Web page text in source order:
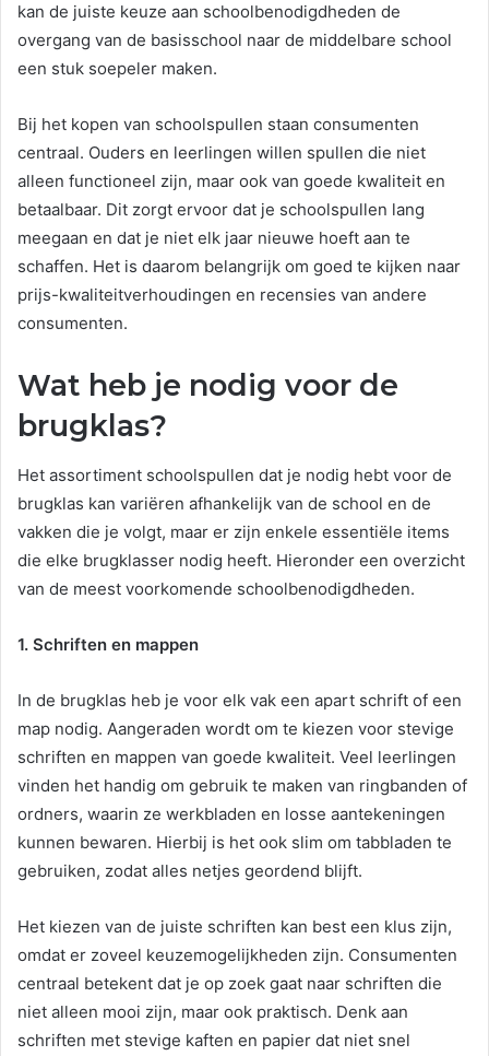
kan de juiste keuze aan schoolbenodigdheden de
overgang van de basisschool naar de middelbare school
een stuk soepeler maken.
Bij het kopen van schoolspullen staan consumenten
centraal. Ouders en leerlingen willen spullen die niet
alleen functioneel zijn, maar ook van goede kwaliteit en
betaalbaar. Dit zorgt ervoor dat je schoolspullen lang
meegaan en dat je niet elk jaar nieuwe hoeft aan te
schaffen. Het is daarom belangrijk om goed te kijken naar
prijs-kwaliteitverhoudingen en recensies van andere
consumenten.
Wat heb je nodig voor de
brugklas?
Het assortiment schoolspullen dat je nodig hebt voor de
brugklas kan variëren afhankelijk van de school en de
vakken die je volgt, maar er zijn enkele essentiële items
die elke brugklasser nodig heeft. Hieronder een overzicht
van de meest voorkomende schoolbenodigdheden.
1. Schriften en mappen
In de brugklas heb je voor elk vak een apart schrift of een
map nodig. Aangeraden wordt om te kiezen voor stevige
schriften en mappen van goede kwaliteit. Veel leerlingen
vinden het handig om gebruik te maken van ringbanden of
ordners, waarin ze werkbladen en losse aantekeningen
kunnen bewaren. Hierbij is het ook slim om tabbladen te
gebruiken, zodat alles netjes geordend blijft.
Het kiezen van de juiste schriften kan best een klus zijn,
omdat er zoveel keuzemogelijkheden zijn. Consumenten
centraal betekent dat je op zoek gaat naar schriften die
niet alleen mooi zijn, maar ook praktisch. Denk aan
schriften met stevige kaften en papier dat niet snel